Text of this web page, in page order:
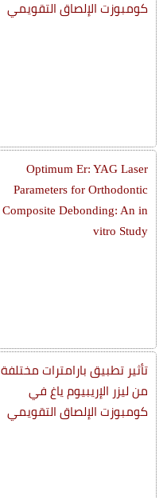
كومبوزت الإلصاق التقويمي
Optimum Er: YAG Laser
Parameters for Orthodontic
Composite Debonding: An in
vitro Study
تأثير تطبيق بارامترات مختلفة
من ليزر الإريبيوم ياغ في
كومبوزت الإلصاق التقويمي